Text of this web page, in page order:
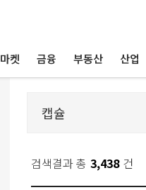
마켓 금융 부동산 산업
검색결과 총 3,438 건